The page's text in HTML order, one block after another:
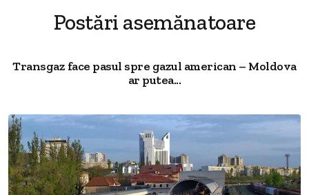
Postări asemănatoare
Transgaz face pasul spre gazul american – Moldova
ar putea...